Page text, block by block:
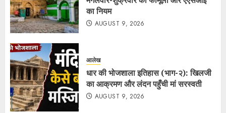
का नियम
AUGUST 9, 2026
आलेख
धार की भोजशाला इतिहास (भाग-२): खिलजी
का आक्रमण और लंदन पहुँची मां सरस्वती
AUGUST 9, 2026